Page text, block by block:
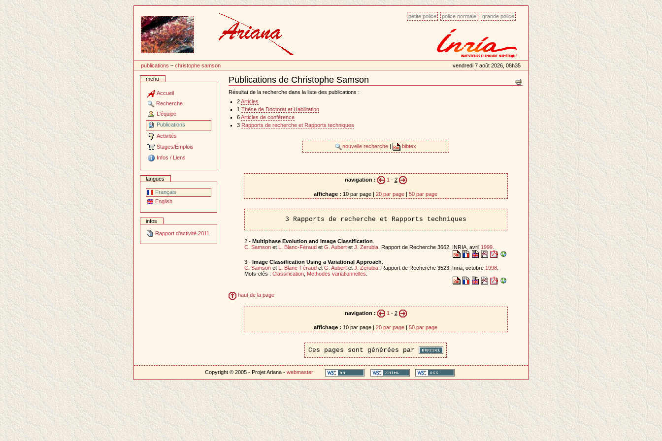
contenu
petite police police normale grande police
publications ~christophe samson vendredi 7 août 2026, 08h35
menu
Accueil
Recherche
L'équipe
Publications
Activités
Stages/Emplois
Infos / Liens
langues
Français
English
infos
Rapport d'activité 2011
Publications de Christophe Samson
Document
Actions
Résultat de la recherche dans la liste des publications :
2Articles
1 Thèse de Doctorat et Habilitation
6Articles de conférence
3 Rapports de recherche et Rapports techniques
nouvelle recherche bibtex
navigation : 1 - 2
affichage : 10 par page | 20 par page | 50 par page
3 Rapports de recherche et Rapports techniques
2 - Multiphase Evolution and Image Classification
C. Samsonet L. Blanc-Féraudet G. Aubertet J. Zerubia. Rapport de Recherche 3662, INRIA, avril 1999.
3 - Image Classification Using a Variational Approach
C. Samsonet L. Blanc-Féraudet G. Aubertet J. Zerubia. Rapport de Recherche 3523, Inria, octobre 1998.
Mots-clés : Classification, Methodes variationnelles
haut de la page
navigation : 1 - 2
affichage : 10 par page | 20 par page | 50 par page
Ces pages sont générées par
Copyright © 2005 - Projet Ariana -webmaster